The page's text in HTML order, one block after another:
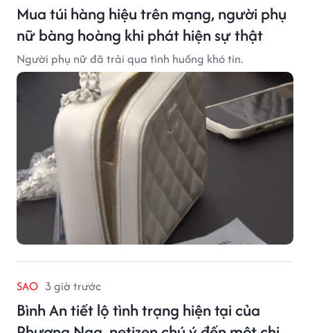
Mua túi hàng hiệu trên mạng, người phụ
nữ bàng hoàng khi phát hiện sự thật
Người phụ nữ đã trải qua tình huống khó tin.
SAO 3 giờ trước
Bình An tiết lộ tình trạng hiện tại của